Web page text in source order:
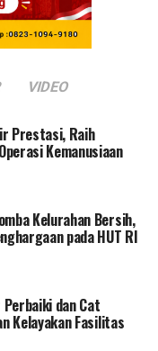
VIDEO
Prestasi, Raih
Kemanusiaan
Kelurahan Bersih,
pada HUT RI
dan Cat
Kelayakan Fasilitas